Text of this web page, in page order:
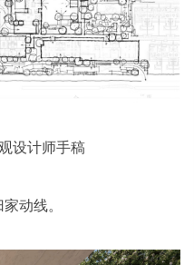
设计师手稿
动线。